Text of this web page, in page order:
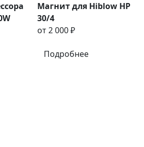
Магнит для Hiblow HP
30/4
от 2 000 ₽
Подробнее